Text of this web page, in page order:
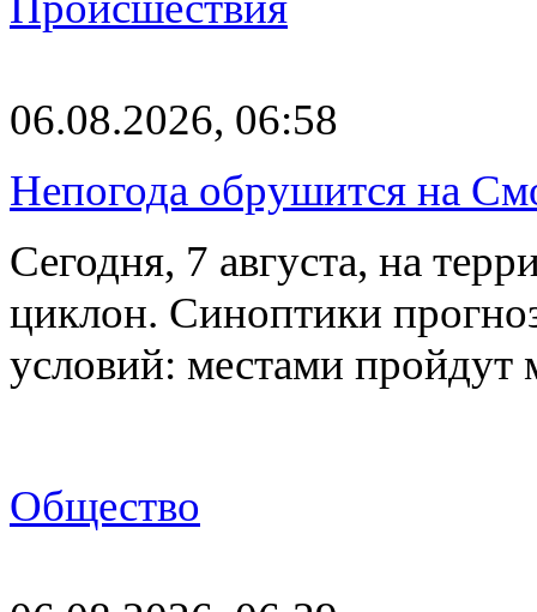
06.08.2026, 06:58
Непогода обрушится на
Сегодня, 7 августа, на
циклон. Синоптики
условий: местами
Общество